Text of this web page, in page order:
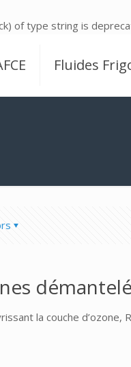
of type string is
Fluides
démantelé
la couche